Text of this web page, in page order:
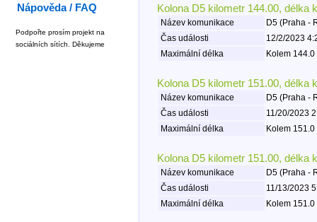
Kolona D5 kilometr 144.00, délka
Název komunikace
D5 (Praha -
Čas události
12/2/2023
Maximální délka
Kolem
Kolona D5 kilometr 151.00, délka
Název komunikace
D5 (Praha -
Čas události
11/20/2023
Maximální délka
Kolem
Kolona D5 kilometr 151.00, délka
Název komunikace
D5 (Praha -
Čas události
11/13/2023
Maximální délka
Kolem
Nápověda / FAQ
Podpořte prosím projekt na
sociálních sítích. Děkujeme